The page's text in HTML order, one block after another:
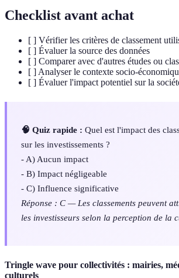
Checklist avant achat
[ ] Vérifier les critères de classement
[ ] Évaluer la source des données
[ ] Comparer avec d'autres études ou
[ ] Analyser le contexte socio-
[ ] Évaluer l'impact potentiel sur la
🧠 Quiz rapide : Quel est l'impact des
sur les investissements ?
- A) Aucun impact
- B) Impact négligeable
- C) Influence significative
Réponse : C — Les classements peuvent
les investisseurs selon la perception de la
Tringle wave pour collectivités : mairies,
culturels